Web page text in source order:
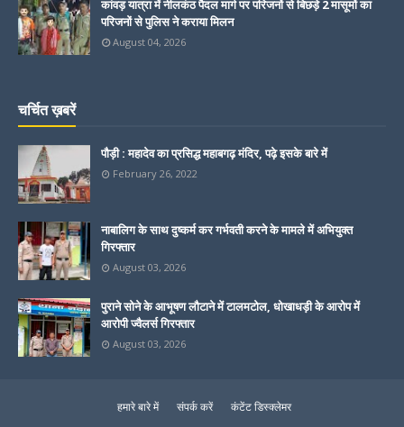
कांवड़ यात्रा में नीलकंठ पैदल मार्ग पर परिजनों से बिछड़े 2 मासूमों का
परिजनों से पुलिस ने कराया मिलन
August 04, 2026
चर्चित ख़बरें
पौड़ी : महादेव का प्रसिद्ध महाबगढ़ मंदिर, पढ़े इसके बारे में
February 26, 2022
नाबालिग के साथ दुष्कर्म कर गर्भवती करने के मामले में अभियुक्त
गिरफ्तार
August 03, 2026
पुराने सोने के आभूषण लौटाने में टालमटोल, धोखाधड़ी के आरोप में
आरोपी ज्वैलर्स गिरफ्तार
August 03, 2026
हमारे बारे में संपर्क करें कंटेंट डिस्क्लेमर